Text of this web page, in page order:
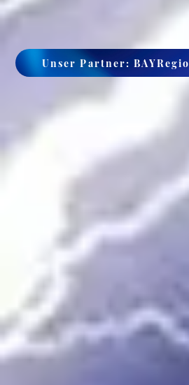
Unser Partner: BAYRegio